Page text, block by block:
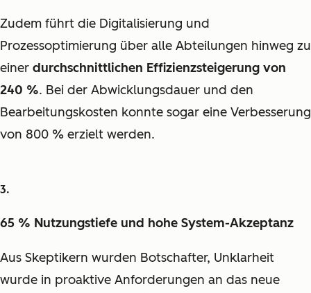
Zudem führt die Digitalisierung und
Prozessoptimierung über alle Abteilungen hinweg zu
einer durchschnittlichen Effizienzsteigerung von
240 %. Bei der Abwicklungsdauer und den
Bearbeitungskosten konnte sogar eine Verbesserung
von 800 % erzielt werden.
65 % Nutzungstiefe und hohe System-Akzeptanz
Aus Skeptikern wurden Botschafter, Unklarheit
wurde in proaktive Anforderungen an das neue